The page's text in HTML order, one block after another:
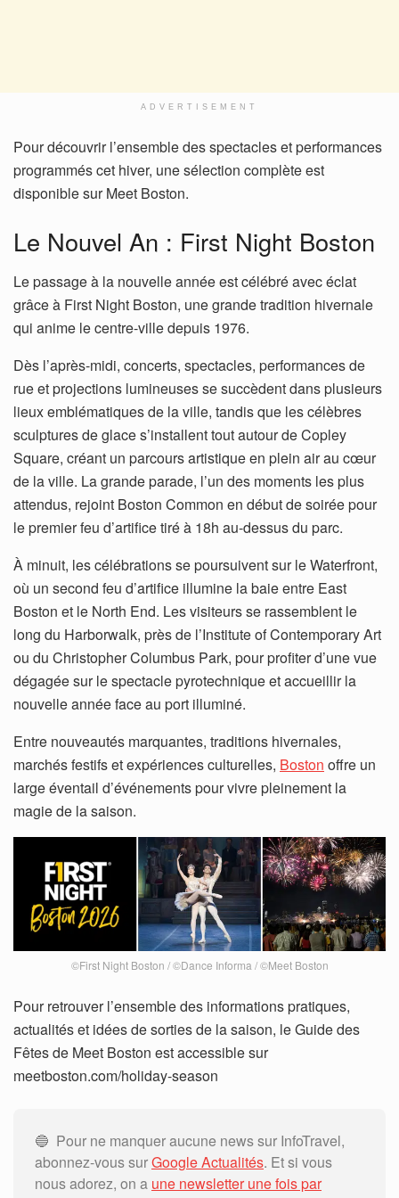
ADVERTISEMENT
Pour découvrir l’ensemble des spectacles et performances
programmés cet hiver, une sélection complète est
disponible sur Meet Boston.
Le Nouvel An : First Night Boston
Le passage à la nouvelle année est célébré avec éclat
grâce à First Night Boston, une grande tradition hivernale
qui anime le centre-ville depuis 1976.
Dès l’après-midi, concerts, spectacles, performances de
rue et projections lumineuses se succèdent dans plusieurs
lieux emblématiques de la ville, tandis que les célèbres
sculptures de glace s’installent tout autour de Copley
Square, créant un parcours artistique en plein air au cœur
de la ville. La grande parade, l’un des moments les plus
attendus, rejoint Boston Common en début de soirée pour
le premier feu d’artifice tiré à 18h au-dessus du parc.
À minuit, les célébrations se poursuivent sur le Waterfront,
où un second feu d’artifice illumine la baie entre East
Boston et le North End. Les visiteurs se rassemblent le
long du Harborwalk, près de l’Institute of Contemporary Art
ou du Christopher Columbus Park, pour profiter d’une vue
dégagée sur le spectacle pyrotechnique et accueillir la
nouvelle année face au port illuminé.
Entre nouveautés marquantes, traditions hivernales,
marchés festifs et expériences culturelles, Boston offre un
large éventail d’événements pour vivre pleinement la
magie de la saison.
©First Night Boston / ©Dance Informa / ©Meet Boston
Pour retrouver l’ensemble des informations pratiques,
actualités et idées de sorties de la saison, le Guide des
Fêtes de Meet Boston est accessible sur
meetboston.com/holiday-season
🔵 Pour ne manquer aucune news sur InfoTravel,
abonnez-vous surGoogle Actualités. Et si vous
nous adorez, on a une newsletter une fois par